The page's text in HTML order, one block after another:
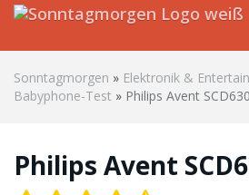
Skip to main content
Sonntagmorgen » Elektronik &
Babyphone-Test » Philips Avent
Philips Avent